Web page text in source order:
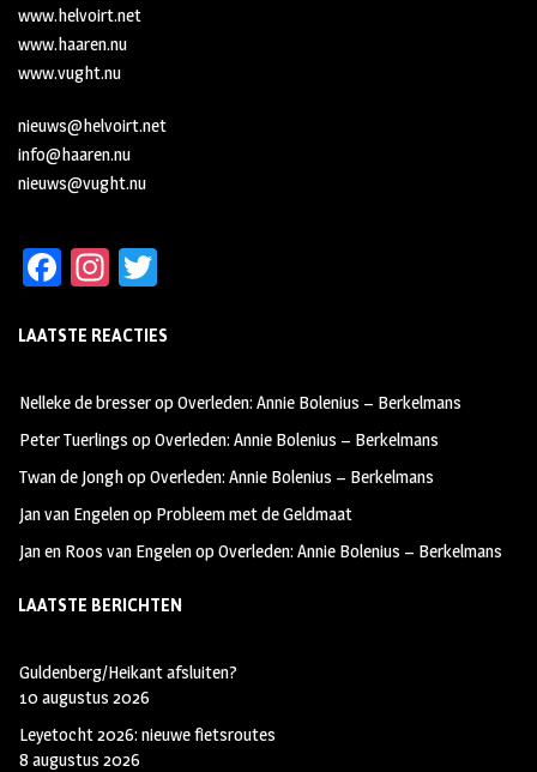
www.helvoirt.net
www.haaren.nu
www.vught.nu
nieuws@helvoirt.net
info@haaren.nu
nieuws@vught.nu
Fa
b
oo
k
In
ag
m
tt
LAATSTE REACTIES
Nelleke de bresseropOverleden: Annie Bolenius – Berkelmans
Peter Tuerlings opOverleden: Annie Bolenius – Berkelmans
Twan de JonghopOverleden: Annie Bolenius – Berkelmans
Jan van Engelenop Probleem met de Geldmaat
Jan en Roos van EngelenopOverleden: Annie Bolenius – Berkelmans
LAATSTE BERICHTEN
Guldenberg/Heikant afsluiten?
10 augustus 2026
Leyetocht 2026: nieuwe fietsroutes
8 augustus 2026